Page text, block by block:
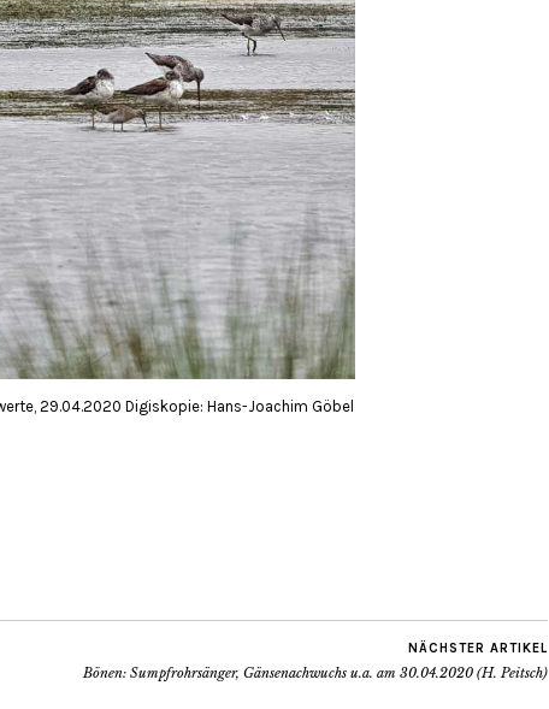
29.04.2020 Digiskopie: Hans-Joachim Göbel
NÄCHSTER ARTIKEL
Bönen: Sumpfrohrsänger, Gänsenachwuchs u.a. am 30.04.2020 (H. Peitsch)